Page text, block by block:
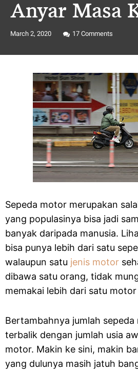
Anyar Masa
March 2, 2020 17 Comments
Sepeda motor merupakan
yang populasinya bisa jadi
banyak daripada manusia.
bisa punya lebih dari satu
walaupun satu jenis motor
dibawa satu orang, tidak
memakai lebih dari satu motor
Bertambahnya jumlah
terbalik dengan jumlah usia
motor. Makin ke sini, makin
yang dulunya masih jatuh